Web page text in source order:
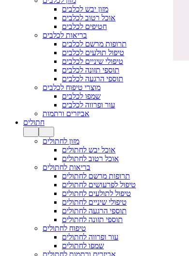
מזון יבש לכלבים
אוכל רטוב לכלבים
חטיפים לכלבים
בריאות לכלבים
תרופות מרשם לכלבים
טיפול תולעים לכלבים
טיפולי שיניים לכלבים
תוספי תזונה לכלבים
תוספי הרגעה לכלבים
מוצרי טיפוח לכלבים
שמפו לכלבים
עור ופרווה לכלבים
אביזרים ורתמות
חתולים
מזון לחתולים
אוכל יבש לחתולים
אוכל רטוב לחתולים
בריאות לחתולים
תרופות מרשם לחתולים
טיפול לפרעושים לחתולים
טיפול לתולעים לחתולים
טיפולי שיניים לחתולים
תוספי הרגעה לחתולים
תוספי תזונה לחתולים
טיפוח לחתולים
עור ופרווה לחתולים
שמפו לחתולים
אביזרים ורתמות לחתולים